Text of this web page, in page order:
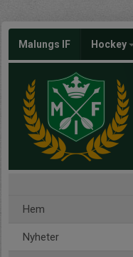
Malungs IF Hockey
Hem
Nyheter